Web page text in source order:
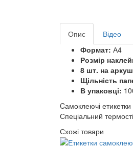
Опис Відео
Формат: А4
Розмір
8 шт. на
Щільність
В упаковці:
Cамоклеючі
Спеціальний
Схожі товари